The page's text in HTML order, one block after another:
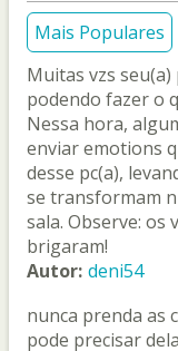
Mais Populares
Muitas vzs
podendo fazer o
Nessa hora,
enviar emotions
desse pc(a),
se transformam
sala. Observe: os
brigaram!
Autor: deni54
nunca prenda as
pode precisar